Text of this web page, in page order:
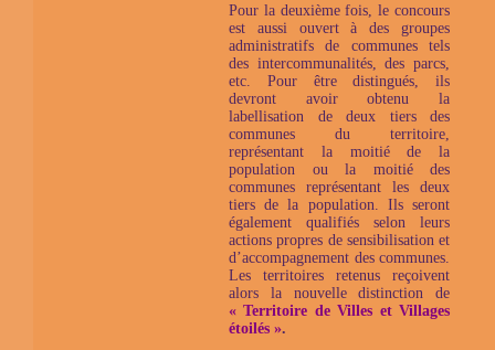
Pour la deuxième fois, le concours
est aussi ouvert à des groupes
administratifs de communes tels
des intercommunalités, des parcs,
etc. Pour être distingués, ils
devront avoir obtenu la
labellisation de deux tiers des
communes du territoire,
représentant la moitié de la
population ou la moitié des
communes représentant les deux
tiers de la population. Ils seront
également qualifiés selon leurs
actions propres de sensibilisation et
d’accompagnement des communes.
Les territoires retenus reçoivent
alors la nouvelle distinction de
« Territoire de Villes et Villages
étoilés ».